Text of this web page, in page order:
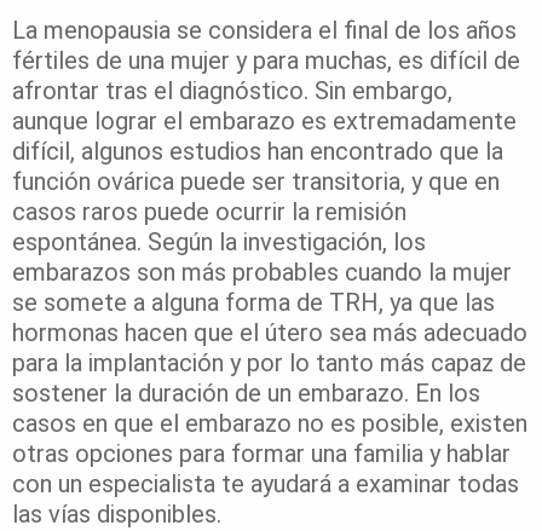
La menopausia se considera el final de los años
fértiles de una mujer y para muchas, es difícil de
afrontar tras el diagnóstico. Sin embargo,
aunque lograr el embarazo es extremadamente
difícil, algunos estudios han encontrado que la
función ovárica puede ser transitoria, y que en
casos raros puede ocurrir la remisión
espontánea. Según la investigación, los
embarazos son más probables cuando la mujer
se somete a alguna forma de TRH, ya que las
hormonas hacen que el útero sea más adecuado
para la implantación y por lo tanto más capaz de
sostener la duración de un embarazo. En los
casos en que el embarazo no es posible, existen
otras opciones para formar una familia y hablar
con un especialista te ayudará a examinar todas
las vías disponibles.